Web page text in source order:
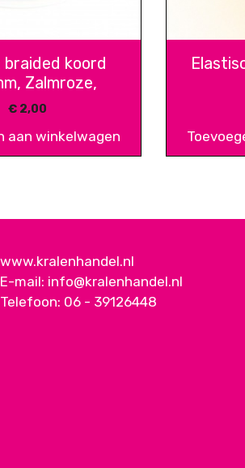
braided koord
Zalmroze,
€2,00
aan winkelwagen
www.kralenhandel.nl
E-mail: info@kralenhandel.nl
Telefoon: 06 - 39126448